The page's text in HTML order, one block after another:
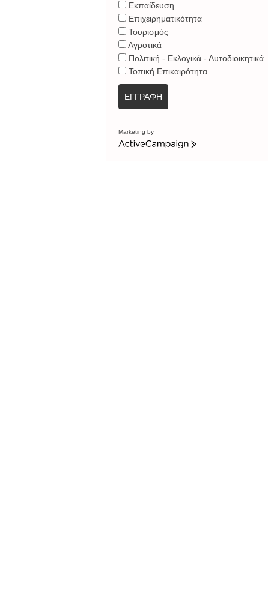
Εκπαίδευση
Επιχειρηματικότητα
Τουρισμός
Αγροτικά
Πολιτική - Εκλογικά - Αυτοδιοικητικά
Τοπική Επικαιρότητα
ΕΓΓΡΑΦΗ
Marketing by